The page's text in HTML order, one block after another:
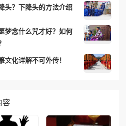
头？下降头的方法介绍
梦念什么咒才好？如何
文化详解不可外传！
容